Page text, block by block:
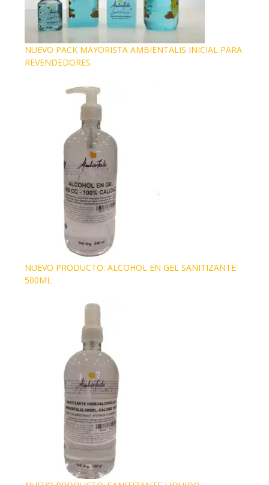
NUEVO PACK MAYORISTA AMBIENTALIS INICIAL PARA
REVENDEDORES
NUEVO PRODUCTO: ALCOHOL EN GEL SANITIZANTE
500ML